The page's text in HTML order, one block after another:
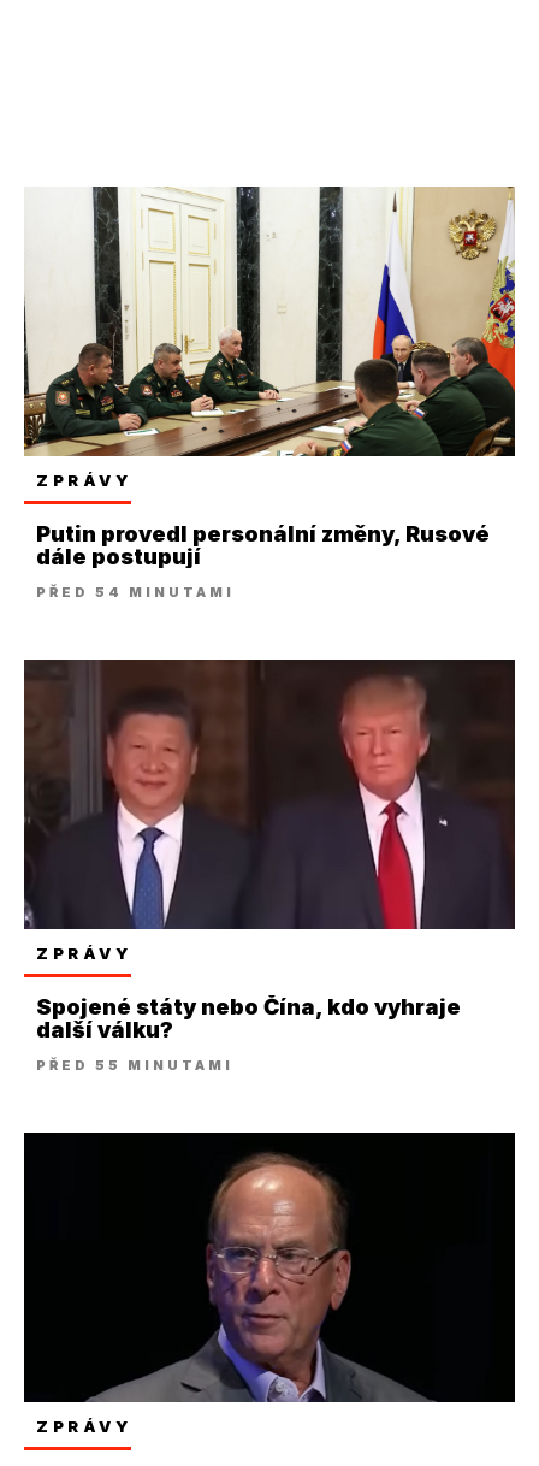
ZPRÁVY
Putin provedl personální změny, Rusové
dále postupují
PŘED 54 MINUTAMI
ZPRÁVY
Spojené státy nebo Čína, kdo vyhraje
další válku?
PŘED 55 MINUTAMI
ZPRÁVY